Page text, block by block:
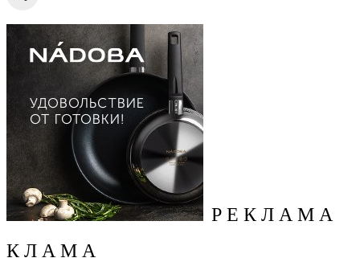
Р Е К Л А М А
К Л А М А